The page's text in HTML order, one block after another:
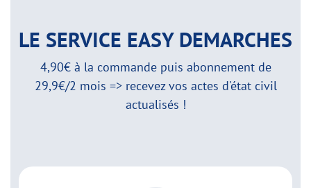
LE SERVICE EASY DEMARCHES
4,90€ à la commande puis abonnement de
29,9€/2 mois => recevez vos actes d'état civil
actualisés !